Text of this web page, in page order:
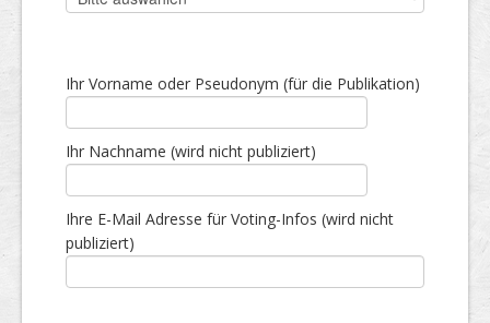
Ihr Vorname oder Pseudonym (für die Publikation)
Ihr Nachname (wird nicht publiziert)
Ihre E-Mail Adresse für Voting-Infos (wird nicht
publiziert)